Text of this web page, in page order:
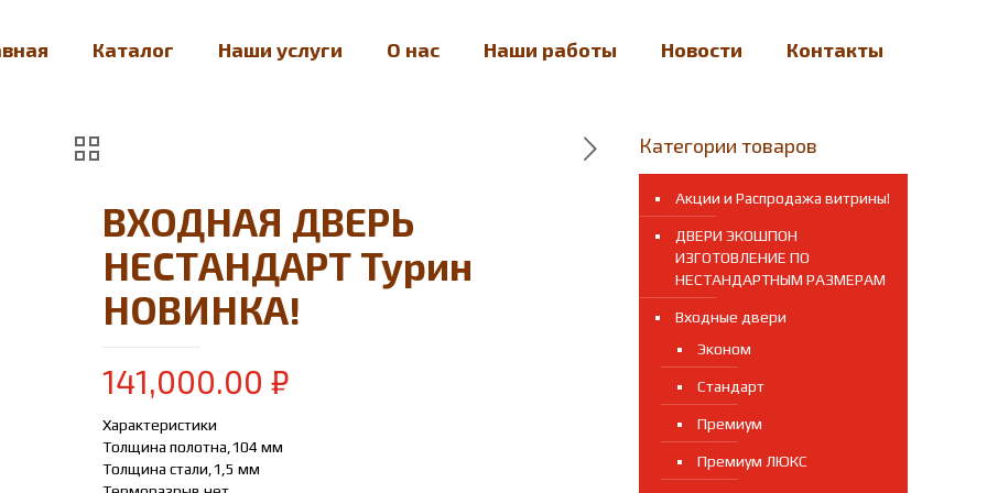
Каталог Наши услуги О нас Наши работы Новости Контакты
ВХОДНАЯ ДВЕРЬ
НЕСТАНДАРТ Турин
НОВИНКА!
141,000.00₽
Характеристики
Толщина полотна,104 мм
Толщина стали,1,5 мм
Категории товаров
Акции и Распродажа витрины!
ДВЕРИ ЭКОШПОН
ИЗГОТОВЛЕНИЕ ПО
НЕСТАНДАРТНЫМ РАЗМЕРАМ
Входные двери
Эконом
Стандарт
Премиум
Премиум ЛЮКС